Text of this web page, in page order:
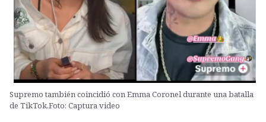
Supremo también coincidió con Emma Coronel durante una batalla
de TikTok.Foto: Captura video